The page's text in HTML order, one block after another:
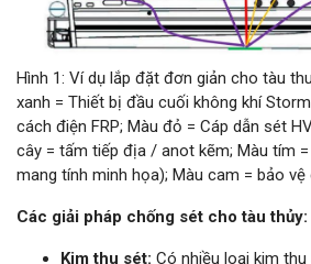
Hình 1: Ví dụ lắp đặt đơn giản cho tàu
xanh = Thiết bị đầu cuối không khí
cách điện FRP; Màu đỏ = Cáp dẫn sét
cây = tấm tiếp địa / anot kẽm; Màu tím
mang tính minh họa); Màu cam = bảo
Các giải pháp chống sét cho tàu thủy:
Kim thu sét: Có nhiều loại kim